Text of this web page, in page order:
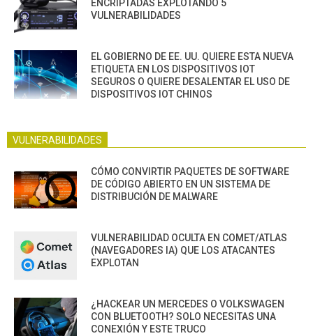
ENCRIPTADAS EXPLOTANDO 5
VULNERABILIDADES
EL GOBIERNO DE EE. UU. QUIERE ESTA NUEVA
ETIQUETA EN LOS DISPOSITIVOS IOT
SEGUROS O QUIERE DESALENTAR EL USO DE
DISPOSITIVOS IOT CHINOS
VULNERABILIDADES
CÓMO CONVIRTIR PAQUETES DE SOFTWARE
DE CÓDIGO ABIERTO EN UN SISTEMA DE
DISTRIBUCIÓN DE MALWARE
VULNERABILIDAD OCULTA EN COMET/ATLAS
(NAVEGADORES IA) QUE LOS ATACANTES
EXPLOTAN
¿HACKEAR UN MERCEDES O VOLKSWAGEN
CON BLUETOOTH? SOLO NECESITAS UNA
CONEXIÓN Y ESTE TRUCO